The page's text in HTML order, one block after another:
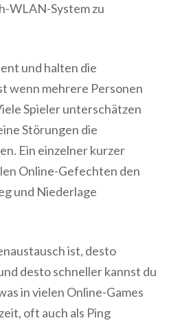
WLAN-System zu
und halten die
wenn mehrere Personen
Spieler unterschätzen
Störungen die
Ein einzelner kurzer
Online-Gefechten den
und Niederlage
ist, desto
desto schneller kannst du
in vielen Online-Games
oft auch als Ping